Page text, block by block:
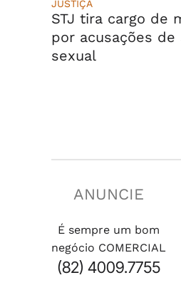
JUSTIÇA
STJ tira cargo de
por acusações de
sexual
ANUNCIE
É sempre um bom
negócio COMERCIAL
(82) 4009.7755